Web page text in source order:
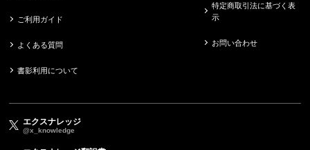
ご利用ガイド
よくある質問
書影利用について
特定商取引法に基づく表
示
お問い合わせ
エクスナレッジ
@x_knowledge